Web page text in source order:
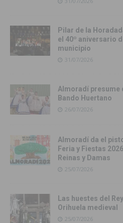
Pilar de la
el 40º aniversario
municipio
31/07/2026
Almoradí presume
Bando Huertano
26/07/2026
Almoradí da el
Feria y Fiestas
Reinas y Damas
25/07/2026
Las huestes del
Orihuela medieval
25/07/2026